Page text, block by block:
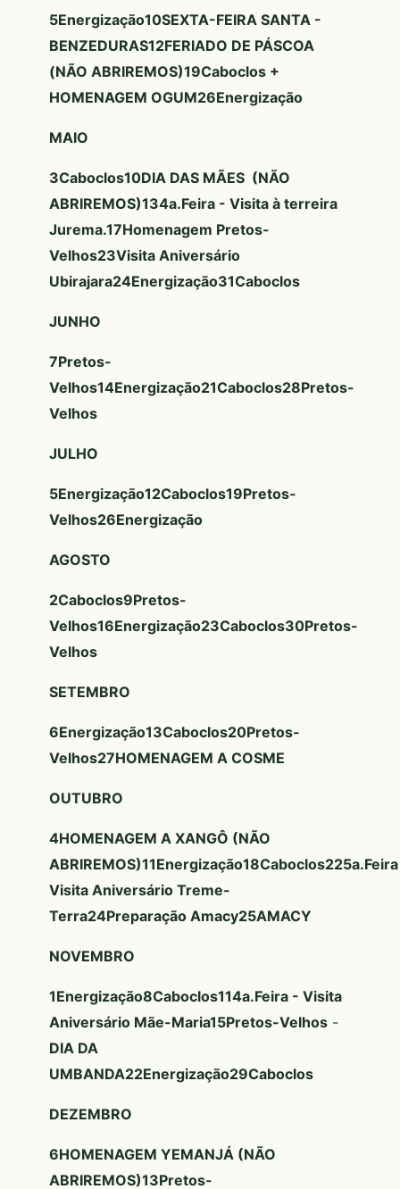
5Energização10SEXTA-FEIRA SANTA -
BENZEDURAS12FERIADO DE PÁSCOA
(NÃO ABRIREMOS)19Caboclos +
HOMENAGEM OGUM26Energização
MAIO
3Caboclos10DIA DAS MÃES (NÃO
ABRIREMOS)134a.Feira - Visita à terreira
Jurema.17Homenagem Pretos-
Velhos23Visita Aniversário
Ubirajara24Energização31Caboclos
JUNHO
7Pretos-
Velhos14Energização21Caboclos28Pretos-
Velhos
JULHO
5Energização12Caboclos19Pretos-
Velhos26Energização
AGOSTO
2Caboclos9Pretos-
Velhos16Energização23Caboclos30Pretos-
Velhos
SETEMBRO
6Energização13Caboclos20Pretos-
Velhos27HOMENAGEM A COSME
OUTUBRO
4HOMENAGEM A XANGÔ (NÃO
ABRIREMOS)11Energização18Caboclos225a.Feira
Visita Aniversário Treme-
Terra24Preparação Amacy25AMACY
NOVEMBRO
1Energização8Caboclos114a.Feira - Visita
Aniversário Mãe-Maria15Pretos-Velhos -
DIA DA
UMBANDA22Energização29Caboclos
DEZEMBRO
6HOMENAGEM YEMANJÁ (NÃO
ABRIREMOS)13Pretos-